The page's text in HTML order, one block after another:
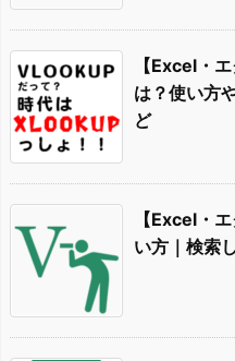
【Excel・
は？使い方
ど
【Excel・
い方｜検索